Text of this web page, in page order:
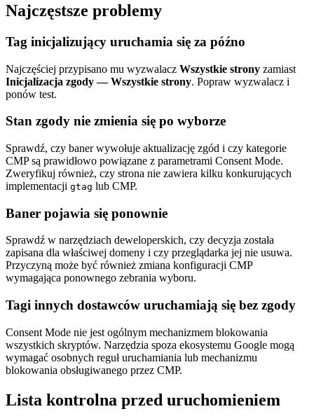
Najczęstsze problemy
Tag inicjalizujący uruchamia się za późno
Najczęściej przypisano mu wyzwalacz Wszystkie strony zamiast
Inicjalizacja zgody — Wszystkie strony. Popraw wyzwalacz i
ponów test.
Stan zgody nie zmienia się po wyborze
Sprawdź, czy baner wywołuje aktualizację zgód i czy kategorie
CMP są prawidłowo powiązane z parametrami Consent Mode.
Zweryfikuj również, czy strona nie zawiera kilku konkurujących
implementacji gtag lub CMP.
Baner pojawia się ponownie
Sprawdź w narzędziach deweloperskich, czy decyzja została
zapisana dla właściwej domeny i czy przeglądarka jej nie usuwa.
Przyczyną może być również zmiana konfiguracji CMP
wymagająca ponownego zebrania wyboru.
Tagi innych dostawców uruchamiają się bez zgody
Consent Mode nie jest ogólnym mechanizmem blokowania
wszystkich skryptów. Narzędzia spoza ekosystemu Google mogą
wymagać osobnych reguł uruchamiania lub mechanizmu
blokowania obsługiwanego przez CMP.
Lista kontrolna przed uruchomieniem